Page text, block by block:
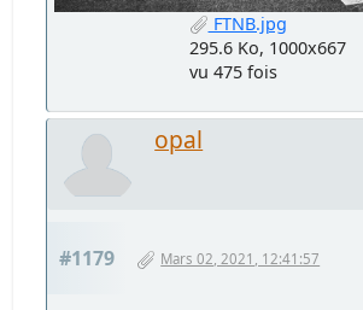
FTNB.jpg
295.6 Ko, 1000x667
vu 475 fois
opal
#1179 Mars 02, 2021, 12:41:57